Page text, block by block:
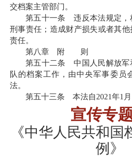
交档案主管部门。
第五十一条 违反本法规定，
刑事责任；造成财产损失或者其
责任。
第八章 附 则
第五十二条 中国人民解放军
队的档案工作，由中央军事委员
法。
第五十三条 本法自2021年1
宣传专
《中华人民共和国
例 》